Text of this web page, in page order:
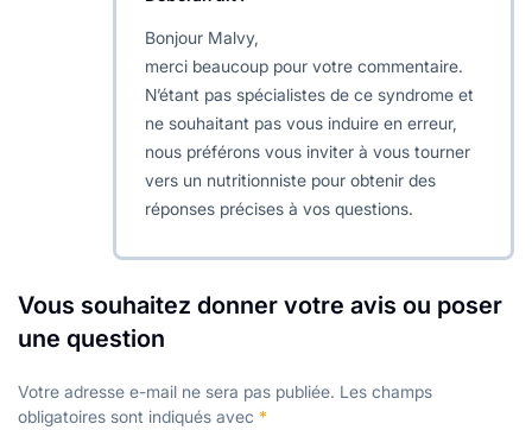
Bonjour Malvy,
merci beaucoup pour votre commentaire.
N’étant pas spécialistes de ce syndrome et
ne souhaitant pas vous induire en erreur,
nous préférons vous inviter à vous tourner
vers un nutritionniste pour obtenir des
réponses précises à vos questions.
Vous souhaitez donner votre avis ou poser
une question
Votre adresse e-mail ne sera pas publiée. Les champs
obligatoires sont indiqués avec *